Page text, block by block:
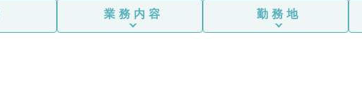
業務内容 勤務地